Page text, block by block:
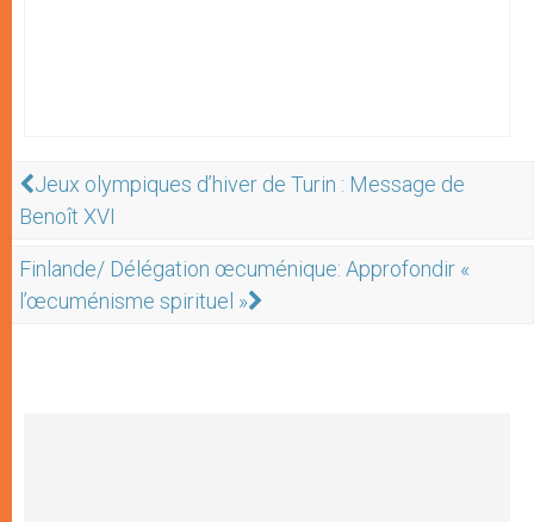
Jeux olympiques d’hiver de Turin : Message de
Benoît XVI
Finlande/ Délégation œcuménique: Approfondir «
l’œcuménisme spirituel »